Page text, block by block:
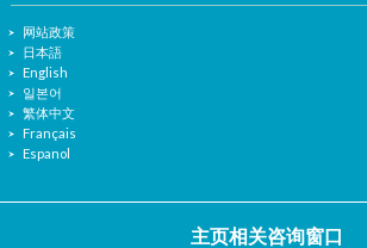
网站政策
日本語
English
일본어
繁体中文
Français
Espanol
主页相关咨询窗口